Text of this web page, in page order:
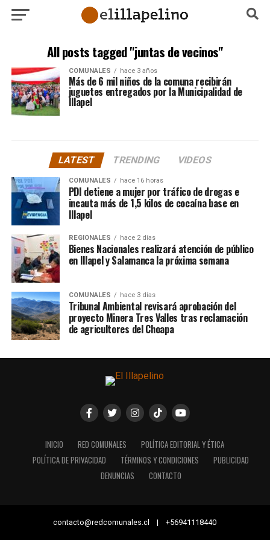
All posts tagged "juntas de vecinos"
COMUNALES hace 3 años
Más de 6 mil niños de la comuna recibirán
juguetes entregados por la Municipalidad de
Illapel
LATEST TRENDING VIDEOS
COMUNALES hace 16 horas
PDI detiene a mujer por tráfico de drogas e
incauta más de 1,5 kilos de cocaína base en
Illapel
REGIONALES hace 2 días
Bienes Nacionales realizará atención de público
en Illapel y Salamanca la próxima semana
COMUNALES hace 3 días
Tribunal Ambiental revisará aprobación del
proyecto Minera Tres Valles tras reclamación
de agricultores del Choapa
INICIO RED COMUNALES
POLÍTICA EDITORIAL Y ÉTICA
POLÍTICA DE PRIVACIDAD
TÉRMINOS Y CONDICIONES
PUBLICIDAD
DENUNCIAS
CONTACTO
contacto@redcomunales.cl | +56941118440